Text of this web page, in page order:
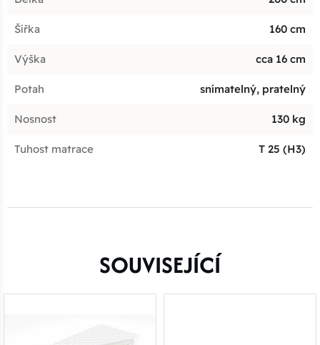
Šířka 160 cm
Výška cca 16 cm
Potah snímatelný, pratelný
Nosnost 130 kg
Tuhost matrace T 25 (H3)
SOUVISEJÍCÍ